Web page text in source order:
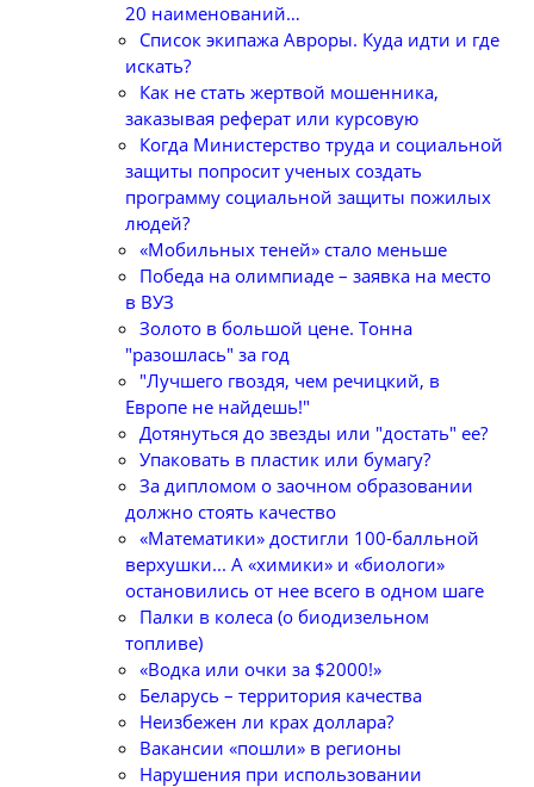
20 наименований…
Список экипажа Авроры. Куда идти и где
искать?
Как не стать жертвой мошенника,
заказывая реферат или курсовую
Когда Министерство труда и социальной
защиты попросит ученых создать
программу социальной защиты пожилых
людей?
«Мобильных теней» стало меньше
Победа на олимпиаде – заявка на место
в ВУЗ
Золото в большой цене. Тонна
"разошлась" за год
"Лучшего гвоздя, чем речицкий, в
Европе не найдешь!"
Дотянуться до звезды или "достать" ее?
Упаковать в пластик или бумагу?
За дипломом о заочном образовании
должно стоять качество
«Математики» достигли 100-балльной
верхушки... А «химики» и «биологи»
остановились от нее всего в одном шаге
Палки в колеса (о биодизельном
топливе)
«Водка или очки за $2000!»
Беларусь – территория качества
Неизбежен ли крах доллара?
Вакансии «пошли» в регионы
Нарушения при использовании